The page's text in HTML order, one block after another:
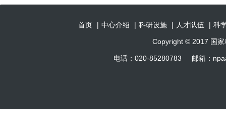
首页 | 中心介绍 | 科研设施 | 人才队伍 | 科
Copyright © 2017 国
电话：020-85280783 邮箱：